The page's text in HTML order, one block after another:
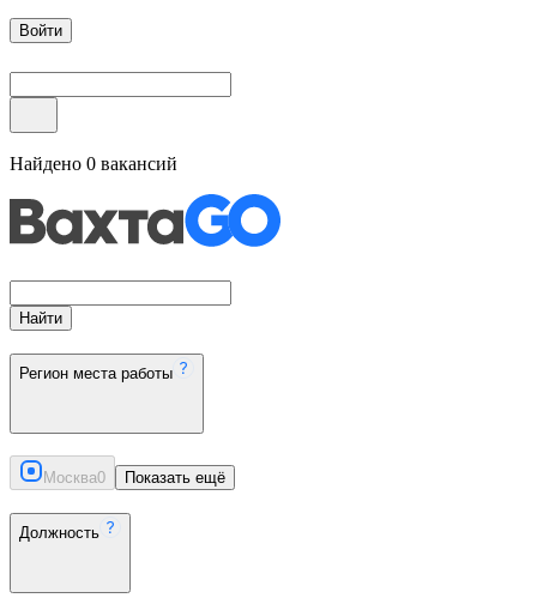
Войти
Найдено 0 вакансий
Найти
Регион места работы
Москва0 Показать ещё
Должность